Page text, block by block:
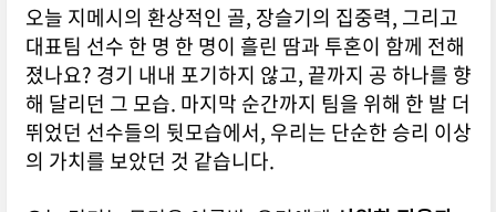
오늘 지메시의 환상적인 골, 장슬기의 집중력, 그리고
대표팀 선수 한 명 한 명이 흘린 땀과 투혼이 함께 전해
졌나요? 경기 내내 포기하지 않고, 끝까지 공 하나를 향
해 달리던 그 모습. 마지막 순간까지 팀을 위해 한 발 더
뛰었던 선수들의 뒷모습에서, 우리는 단순한 승리 이상
의 가치를 보았던 것 같습니다.